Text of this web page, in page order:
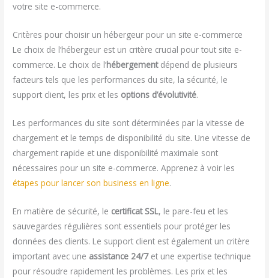
votre site e-commerce.
Critères pour choisir un hébergeur pour un site e-commerce
Le choix de l’hébergeur est un critère crucial pour tout site e-
commerce. Le choix de l’hébergementdépend de plusieurs
facteurs tels que les performances du site, la sécurité, le
support client, les prix et les options d’évolutivité.
Les performances du site sont déterminées par la vitesse de
chargement et le temps de disponibilité du site. Une vitesse de
chargement rapide et une disponibilité maximale sont
nécessaires pour un site e-commerce. Apprenez à voir les
étapes pour lancer son business en ligne.
En matière de sécurité, le certificat SSL, le pare-feu et les
sauvegardes régulières sont essentiels pour protéger les
données des clients. Le support client est également un critère
important avec une assistance 24/7et une expertise technique
pour résoudre rapidement les problèmes. Les prix et les